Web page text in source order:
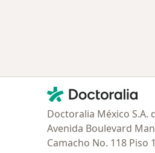
Contacto
Doctoralia - Página de inicio
Doctoralia México S.A.
Avenida Boulevard
Camacho No. 118 Piso